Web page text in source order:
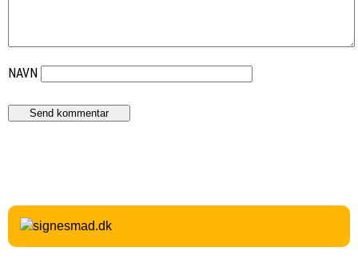
NAVN